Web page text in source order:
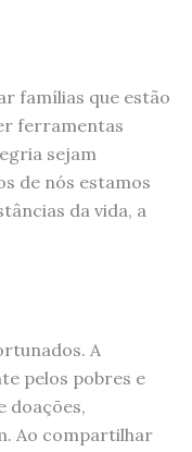
famílias que estão
ferramentas
sejam
de nós estamos
da vida, a
A
pelos pobres e
doações,
Ao compartilhar